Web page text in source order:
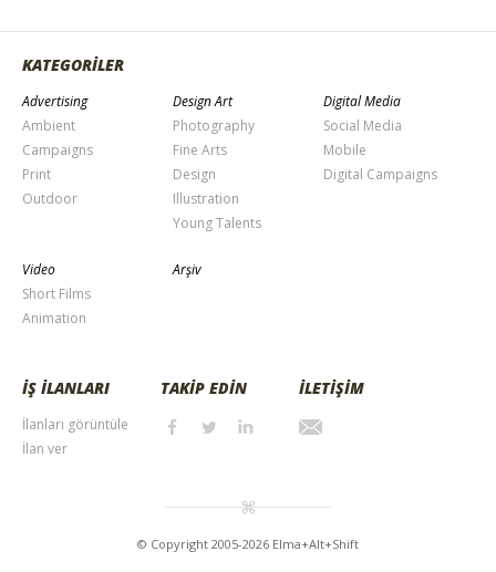
KATEGORİLER
Advertising
Ambient
Campaigns
Print
Outdoor
Design Art
Photography
Fine Arts
Design
Illustration
Young Talents
Digital Media
Social Media
Mobile
Digital Campaigns
Video
Short Films
Animation
Arşiv
İŞ İLANLARI
İlanları görüntüle
İlan ver
TAKİP EDİN İLETİŞİM
© Copyright 2005-2026 Elma+Alt+Shift